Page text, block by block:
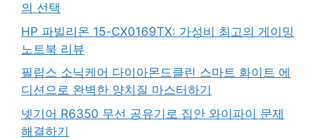
의 선택
HP 파빌리온 15-CX0169TX: 가성비 최고의 게이밍
노트북 리뷰
필립스 소닉케어 다이아몬드클린 스마트 화이트 에
디션으로 완벽한 양치질 마스터하기
넷기어 R6350 무선 공유기로 집안 와이파이 문제
해결하기